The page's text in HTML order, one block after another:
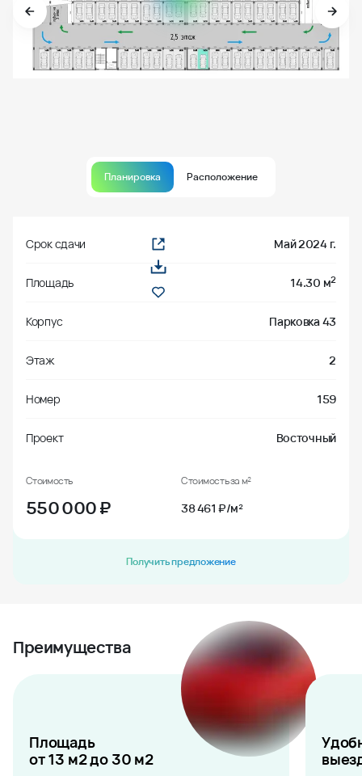
Планировка Расположение
Срок сдачи Май 2024 г.
Площадь 14.30 м2
Корпус Парковка 43
Этаж 2
Номер 159
Проект Восточный
Стоимость
550 000₽
Стоимость за м²
38 461 ₽/м²
Получить предложение
Преимущества
Площадь
от 13 м2 до 30 м2